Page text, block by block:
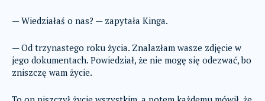
— Wiedziałaś o nas? — zapytała Kinga.
— Od trzynastego roku życia. Znalazłam wasze zdjęcie w
jego dokumentach. Powiedział, że nie mogę się odezwać, bo
zniszczę wam życie.